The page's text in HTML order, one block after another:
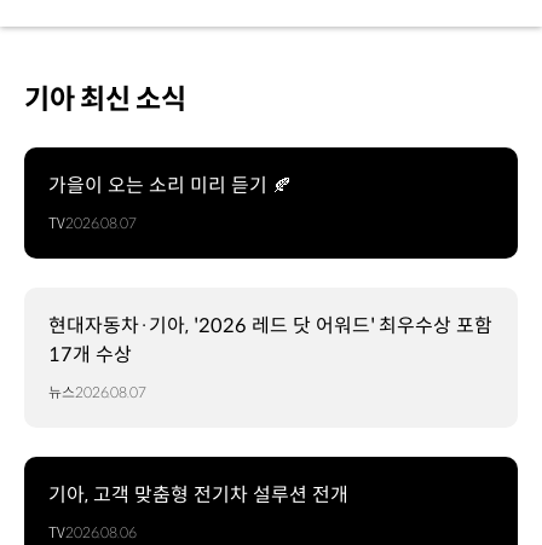
기아 최신 소식
가을이 오는 소리 미리 듣기 🍂
TV2026.08.07
현대자동차·기아, '2026 레드 닷 어워드' 최우수상 포함
17개 수상
뉴스2026.08.07
기아, 고객 맞춤형 전기차 설루션 전개
TV2026.08.06